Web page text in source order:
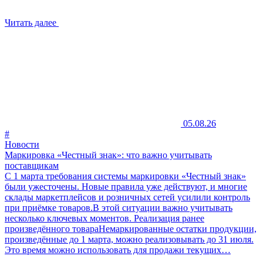
Читать далее
05.08.26
#
Новости
Маркировка «Честный знак»: что важно учитывать
поставщикам
С 1 марта требования системы маркировки «Честный знак»
были ужесточены. Новые правила уже действуют, и многие
склады маркетплейсов и розничных сетей усилили контроль
при приёмке товаров.В этой ситуации важно учитывать
несколько ключевых моментов. Реализация ранее
произведённого товараНемаркированные остатки продукции,
произведённые до 1 марта, можно реализовывать до 31 июля.
Это время можно использовать для продажи текущих…